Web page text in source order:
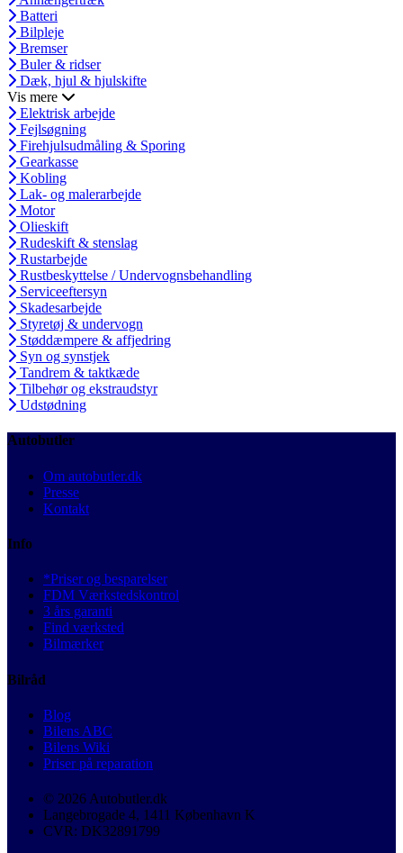
Batteri
Bilpleje
Bremser
Buler & ridser
Dæk, hjul & hjulskifte
Vis mere
Elektrisk arbejde
Fejlsøgning
Firehjulsudmåling & Sporing
Gearkasse
Kobling
Lak- og malerarbejde
Motor
Olieskift
Rudeskift & stenslag
Rustarbejde
Rustbeskyttelse / Undervognsbehandling
Serviceeftersyn
Skadesarbejde
Styretøj & undervogn
Støddæmpere & affjedring
Syn og synstjek
Tandrem & taktkæde
Tilbehør og ekstraudstyr
Udstødning
Autobutler
Om autobutler.dk
Presse
Kontakt
Info
*Priser og besparelser
FDM Værkstedskontrol
3 års garanti
Find værksted
Bilmærker
Bilråd
Blog
Bilens ABC
Bilens Wiki
Priser på reparation
© 2026 Autobutler.dk
Langebrogade 4, 1411 København K
CVR: DK32891799